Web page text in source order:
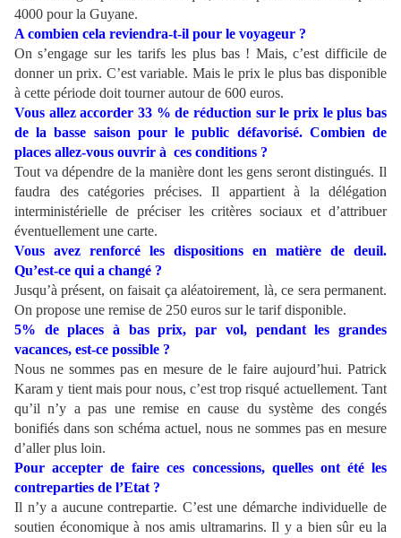
4000 pour la Guyane.
A combien cela reviendra-t-il pour le voyageur ?
On s’engage sur les tarifs les plus bas ! Mais, c’est difficile de
donner un prix. C’est variable. Mais le prix le plus bas disponible
à cette période doit tourner autour de 600 euros.
Vous allez accorder 33 % de réduction sur le prix le plus bas
de la basse saison pour le public défavorisé. Combien de
places allez-vous ouvrir à ces conditions ?
Tout va dépendre de la manière dont les gens seront distingués. Il
faudra des catégories précises. Il appartient à la délégation
interministérielle de préciser les critères sociaux et d’attribuer
éventuellement une carte.
Vous avez renforcé les dispositions en matière de deuil.
Qu’est-ce qui a changé ?
Jusqu’à présent, on faisait ça aléatoirement, là, ce sera permanent.
On propose une remise de 250 euros sur le tarif disponible.
5% de places à bas prix, par vol, pendant les grandes
vacances, est-ce possible ?
Nous ne sommes pas en mesure de le faire aujourd’hui. Patrick
Karam y tient mais pour nous, c’est trop risqué actuellement. Tant
qu’il n’y a pas une remise en cause du système des congés
bonifiés dans son schéma actuel, nous ne sommes pas en mesure
d’aller plus loin.
Pour accepter de faire ces concessions, quelles ont été les
contreparties de l’Etat ?
Il n’y a aucune contrepartie. C’est une démarche individuelle de
soutien économique à nos amis ultramarins. Il y a bien sûr eu la